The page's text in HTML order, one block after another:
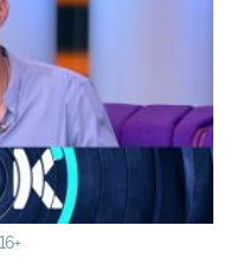
16+